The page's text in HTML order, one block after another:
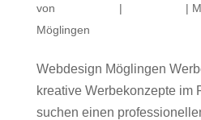
von | |
Möglingen
Webdesign Möglingen
kreative Werbekonzepte im
suchen einen